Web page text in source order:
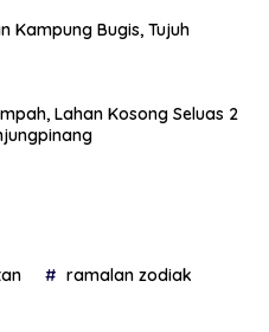
Kampung Bugis, Tujuh
Lahan Kosong Seluas 2
ramalan zodiak